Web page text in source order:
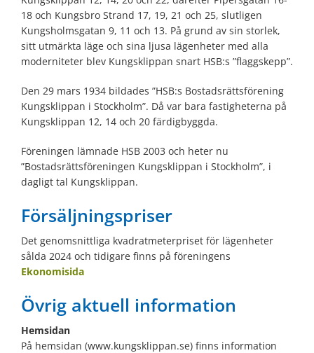
18 och Kungsbro Strand 17, 19, 21 och 25, slutligen
Kungsholmsgatan 9, 11 och 13. På grund av sin storlek,
sitt utmärkta läge och sina ljusa lägenheter med alla
moderniteter blev Kungsklippan snart HSB:s ”flaggskepp”.
Den 29 mars 1934 bildades ”HSB:s Bostadsrättsförening
Kungsklippan i Stockholm”. Då var bara fastigheterna på
Kungsklippan 12, 14 och 20 färdigbyggda.
Föreningen lämnade HSB 2003 och heter nu
”Bostadsrättsföreningen Kungsklippan i Stockholm”, i
dagligt tal Kungsklippan.
Försäljningspriser
Det genomsnittliga kvadratmeterpriset för lägenheter
sålda 2024 och tidigare finns på föreningens
Ekonomisida
Övrig aktuell information
Hemsidan
På hemsidan (www.kungsklippan.se) finns information